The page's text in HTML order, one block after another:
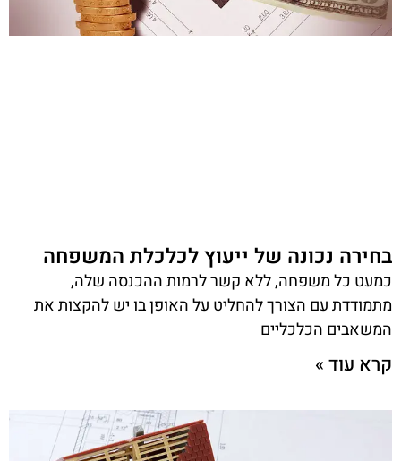
בחירה נכונה של ייעוץ לכלכלת המשפחה
כמעט כל משפחה, ללא קשר לרמות ההכנסה שלה,
מתמודדת עם הצורך להחליט על האופן בו יש להקצות את
המשאבים הכלכליים
קרא עוד »